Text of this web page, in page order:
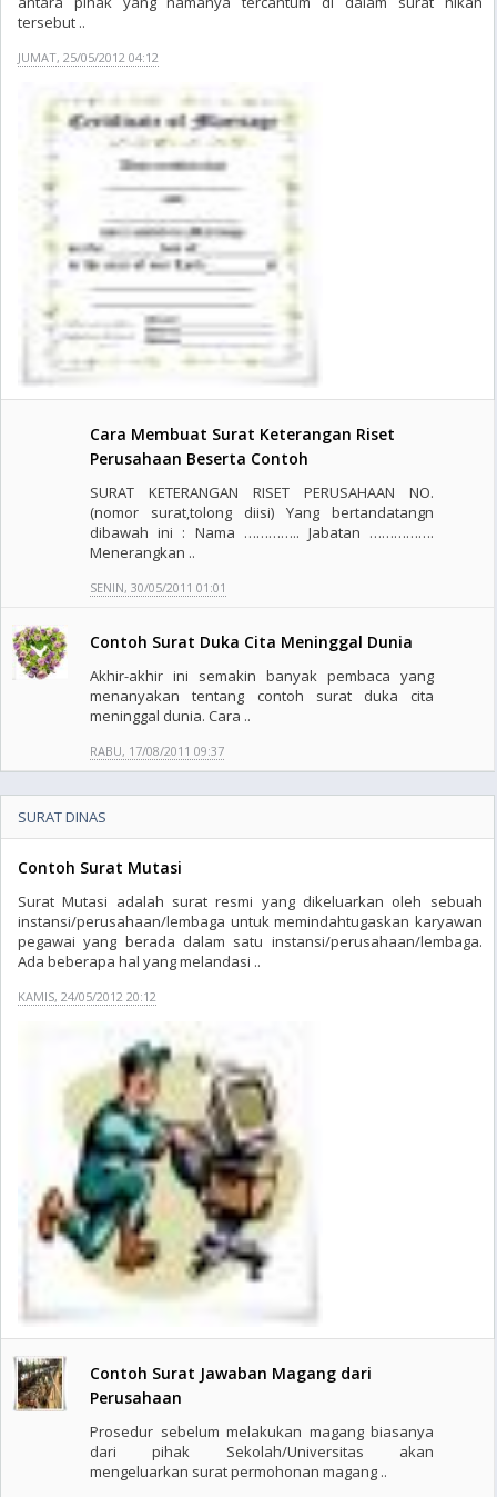
tersebut ..
JUMAT, 25/05/2012 04:12
Cara Membuat Surat Keterangan Riset
Perusahaan Beserta Contoh
SURAT KETERANGAN RISET PERUSAHAAN NO.
(nomor surat,tolong diisi) Yang bertandatangn
dibawah ini : Nama ………….. Jabatan …………….
Menerangkan ..
SENIN, 30/05/2011 01:01
Contoh Surat Duka Cita Meninggal Dunia
Akhir-akhir ini semakin banyak pembaca yang
menanyakan tentang contoh surat duka cita
meninggal dunia. Cara ..
RABU, 17/08/2011 09:37
SURAT DINAS
Contoh Surat Mutasi
Surat Mutasi adalah surat resmi yang dikeluarkan oleh sebuah
instansi/perusahaan/lembaga untuk memindahtugaskan karyawan
pegawai yang berada dalam satu instansi/perusahaan/lembaga.
Ada beberapa hal yang melandasi ..
KAMIS, 24/05/2012 20:12
Contoh Surat Jawaban Magang dari
Perusahaan
Prosedur sebelum melakukan magang biasanya
dari pihak Sekolah/Universitas akan
mengeluarkan surat permohonan magang ..